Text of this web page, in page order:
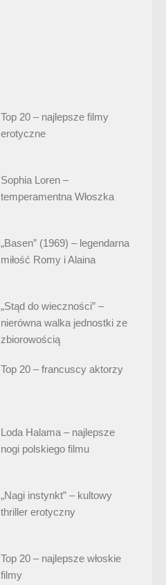
Top 20 – najlepsze filmy
erotyczne
Sophia Loren –
temperamentna Włoszka
„Basen” (1969) – legendarna
miłość Romy i Alaina
„Stąd do wieczności” –
nierówna walka jednostki ze
zbiorowością
Top 20 – francuscy aktorzy
Loda Halama – najlepsze
nogi polskiego filmu
„Nagi instynkt” – kultowy
thriller erotyczny
Top 20 – najlepsze włoskie
filmy